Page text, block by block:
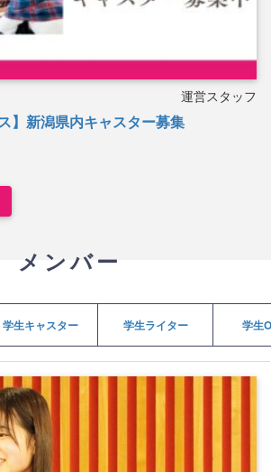
運営スタッフ
】新潟県内キャスター募集
メンバー
学生キャスター 学生ライター 学生